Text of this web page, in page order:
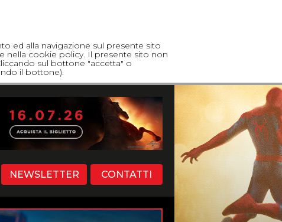
ed alla navigazione sul presente sito
nella cookie policy. Il presente sito non
sul bottone "accetta" o
il bottone).
NEWSLETTER CONTATTI